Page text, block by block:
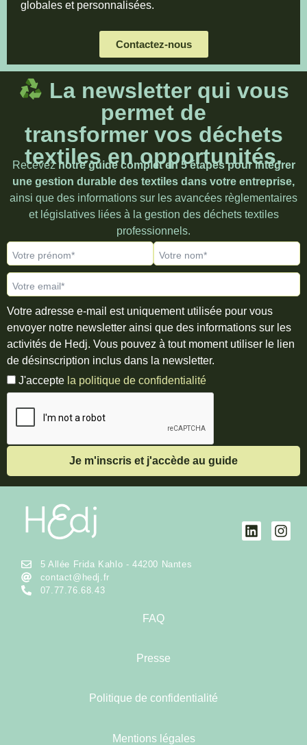
globales et personnalisées.
Contactez-nous
La newsletter qui vous
permet de
transformer vos déchets
textiles en opportunités.
Receveznotre guide complet en 5 étapes pour intégrer
une gestion durable des textiles dans votre entreprise,
ainsi que des informations sur les avancées règlementaires
et législatives liées à la gestion des déchets textiles
professionnels.
Votre prénom* Votre nom*
Votre email*
Votre adresse e-mail est uniquement utilisée pour vous
envoyer notre newsletter ainsi que des informations sur les
activités de Hedj. Vous pouvez à tout moment utiliser le lien
de désinscription inclus dans la newsletter.
J'accepte la politique de confidentialité
5 Allée Frida Kahlo - 44200 Nantes
contact@hedj.fr
07.77.76.68.43
FAQ
Presse
Politique de confidentialité
Mentions légales